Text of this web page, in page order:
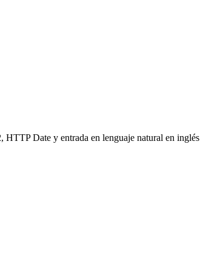
Date y entrada en lenguaje natural en inglés